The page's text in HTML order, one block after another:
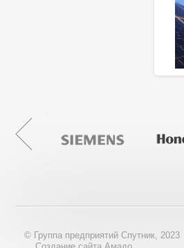
© Группа предприятий Спутник, 2023